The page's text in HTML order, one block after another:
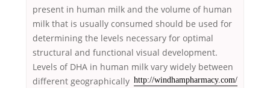
present in human milk and the volume of human
milk that is usually consumed should be used for
determining the levels necessary for optimal
structural and functional visual development.
Levels of DHA in human milk vary widely between
different
http://windhampharmacy.com/
geographically